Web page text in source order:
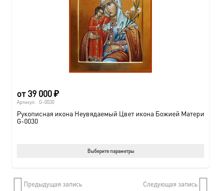
от39 000₽
Артикул: G-0030
Рукописная икона Неувядаемый Цвет икона Божией Матери
G-0030
Выберите параметры
Предыдущая запись Следующая запись